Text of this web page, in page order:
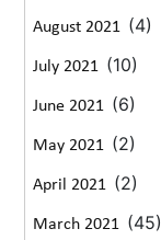
August 2021 (4)
July 2021 (10)
June 2021 (6)
May 2021 (2)
April 2021 (2)
March 2021 (45)